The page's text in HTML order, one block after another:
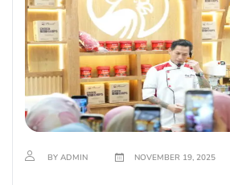
BY ADMIN NOVEMBER 19, 2025